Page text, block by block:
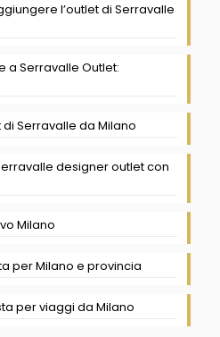
l’outlet di Serravalle
a Serravalle Outlet:
Serravalle da Milano
designer outlet con
Milano
per Milano e provincia
per viaggi da Milano